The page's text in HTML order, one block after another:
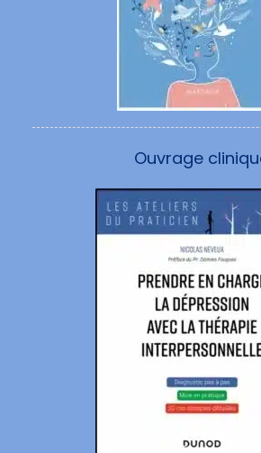
Ouvrage